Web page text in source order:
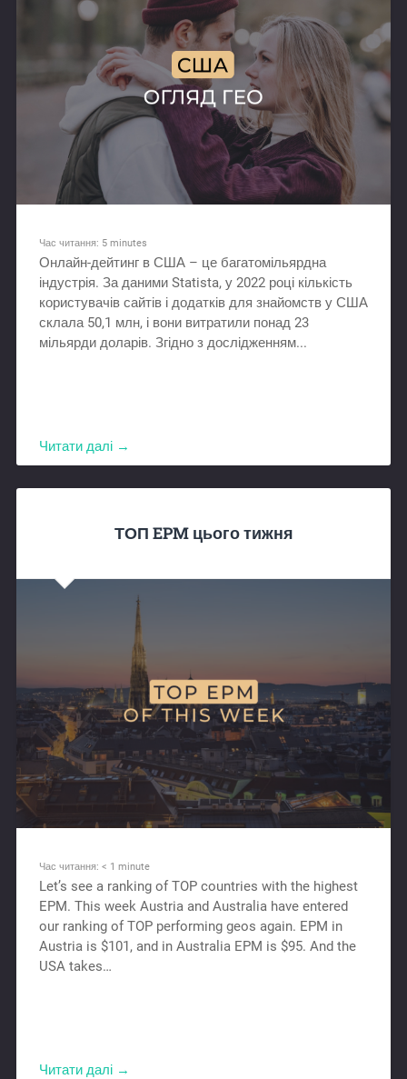
Час читання: 5 minutes
Онлайн-дейтинг в США – це багатомільярдна
індустрія. За даними Statista, у 2022 році кількість
користувачів сайтів і додатків для знайомств у США
склала 50,1 млн, і вони витратили понад 23
мільярди доларів. Згідно з дослідженням...
Читати далі →
ТОП EPM цього тижня
Час читання: < 1 minute
Let’s see a ranking of TOP countries with the highest
EPM. This week Austria and Australia have entered
our ranking of TOP performing geos again. EPM in
Austria is $101, and in Australia EPM is $95. And the
USA takes…
Читати далі →